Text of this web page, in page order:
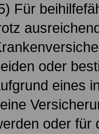
Für
oder
eines
oder für